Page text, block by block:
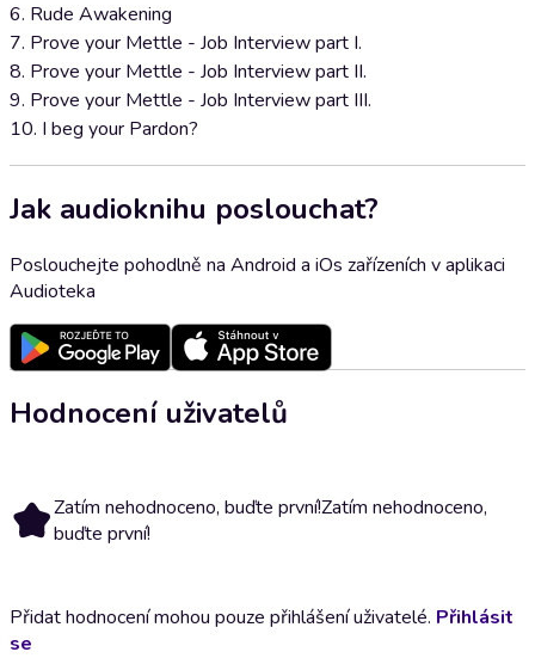
6. Rude Awakening
7. Prove your Mettle - Job Interview part I.
8. Prove your Mettle - Job Interview part II.
9. Prove your Mettle - Job Interview part III.
10. I beg your Pardon?
Jak audioknihu poslouchat?
Poslouchejte pohodlně na Android a iOs zařízeních v aplikaci
Audioteka
Hodnocení uživatelů
Zatím nehodnoceno, buďte první!Zatím nehodnoceno,
buďte první!
Přidat hodnocení mohou pouze přihlášení uživatelé. Přihlásit
se